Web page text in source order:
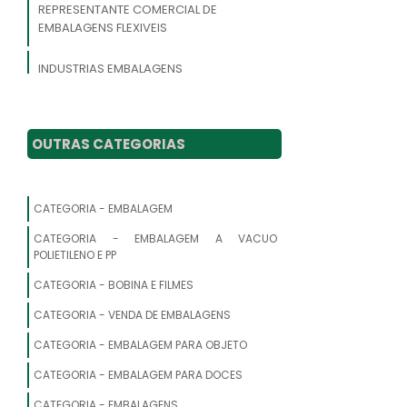
REPRESENTANTE COMERCIAL DE
EMBALAGENS FLEXIVEIS
INDUSTRIAS EMBALAGENS
INDUSTRIA EMBALAGENS
DISTRIBUIDOR DE EMBALAGENS
FLEXIVEIS
EMPRESAS DE EMBALAGENS PLASTICAS
OUTRAS CATEGORIAS
CATEGORIA - EMBALAGEM
CATEGORIA - EMBALAGEM A VACUO
POLIETILENO E PP
CATEGORIA - BOBINA E FILMES
CATEGORIA - VENDA DE EMBALAGENS
CATEGORIA - EMBALAGEM PARA OBJETO
CATEGORIA - EMBALAGEM PARA DOCES